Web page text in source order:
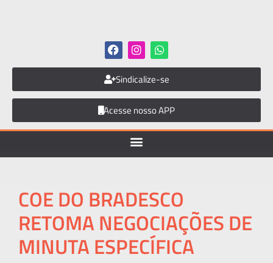
Sindicalize-se
Acesse nosso APP
COE DO BRADESCO
RETOMA NEGOCIAÇÕES DE
MINUTA ESPECÍFICA